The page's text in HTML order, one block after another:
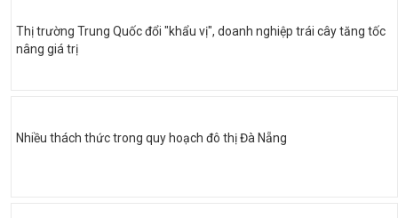
Thị trường Trung Quốc đổi "khẩu vị", doanh nghiệp trái cây tăng tốc
nâng giá trị
Nhiều thách thức trong quy hoạch đô thị Đà Nẵng